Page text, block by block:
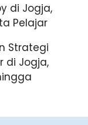
di Jogja,
Pelajar
Strategi
di Jogja,